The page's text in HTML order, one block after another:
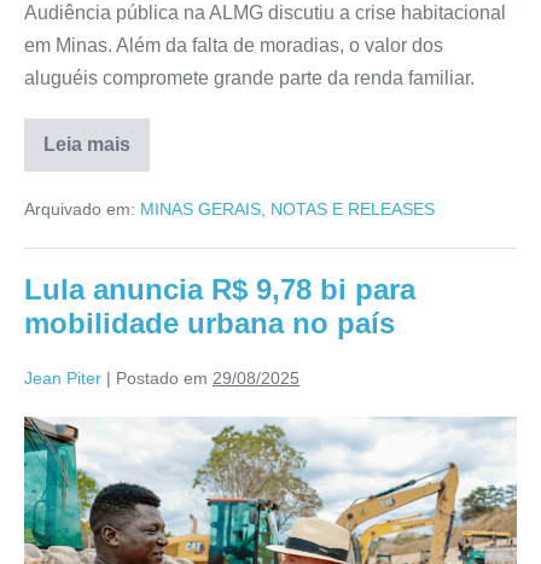
Audiência pública na ALMG discutiu a crise habitacional
em Minas. Além da falta de moradias, o valor dos
aluguéis compromete grande parte da renda familiar.
Leia mais
Arquivado em: MINAS GERAIS NOTAS E RELEASES
Lula anuncia R$ 9,78 bi para
mobilidade urbana no país
Jean Piter | Postado em 29/08/2025